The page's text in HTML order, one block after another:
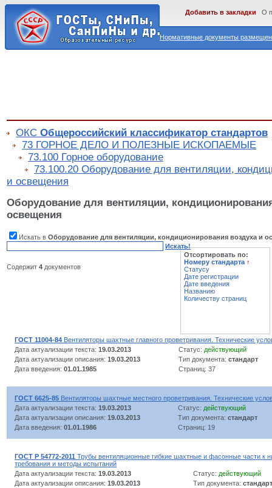
Нормативные документы
Добавить в закладки О
ОКС Общероссийский классификатор стандартов
73 ГОРНОЕ ДЕЛО И ПОЛЕЗНЫЕ ИСКОПАЕМЫЕ
73.100 Горное оборудование
73.100.20 Оборудование для вентиляции,
и освещения
Оборудование для вентиляции,
освещения
Искать в Оборудование для вентиляции, кондиционирования воздуха и
Искать!
Содержит 4 документов
Отсортировать по:
Номеру стандарта ↑
Статусу
Дате регистрации
Дате введения
Названию
Количеству страниц
ГОСТ 11004-84 Вентиляторы шахтные главного проветривания. Технические
Дата актуализации текста: 19.03.2013 Статус: действующий
Дата актуализации описания: 19.03.2013 Тип документа: стандарт
Дата введения: 01.01.1985 Страниц: 37
ГОСТ 6625-85 Вентиляторы шахтные местного проветривания. Технические
Дата актуализации текста: 19.03.2013 Статус: действующий
Дата актуализации описания: 19.03.2013 Тип документа: стандарт
Дата введения: 01.01.1986 Страниц: 19
ГОСТ Р 54772-2011 Трубы вентиляционные гибкие шахтные и фасонные части к
требования и методы испытаний
Дата актуализации текста: 19.03.2013 Статус: действующий
Дата актуализации описания: 19.03.2013 Тип документа: стандарт